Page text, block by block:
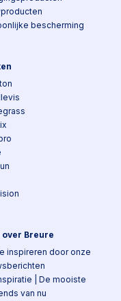
bescherming
over Breure
inspireren door onze
| De mooiste
van nu